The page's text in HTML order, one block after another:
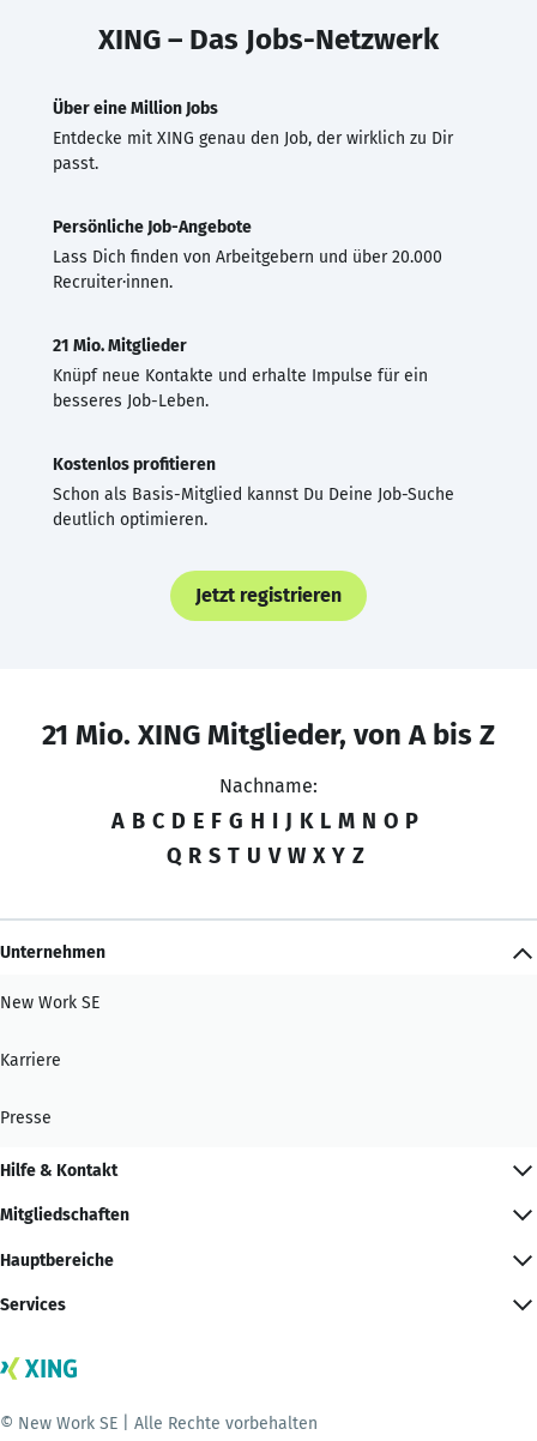
XING – Das Jobs-Netzwerk
Über eine Million Jobs
Entdecke mit XING genau den Job, der wirklich zu Dir
passt.
Persönliche Job-Angebote
Lass Dich finden von Arbeitgebern und über 20.000
Recruiter·innen.
21 Mio. Mitglieder
Knüpf neue Kontakte und erhalte Impulse für ein
besseres Job-Leben.
Kostenlos profitieren
Schon als Basis-Mitglied kannst Du Deine Job-Suche
deutlich optimieren.
Jetzt registrieren
21 Mio. XING Mitglieder, von A bis Z
Nachname:
A B C D E F G H I J K L M N O P
Q R S T U V W X Y Z
Unternehmen
New Work SE
Karriere
Presse
Hilfe & Kontakt
Mitgliedschaften
Hauptbereiche
Services
© New Work SE | Alle Rechte vorbehalten